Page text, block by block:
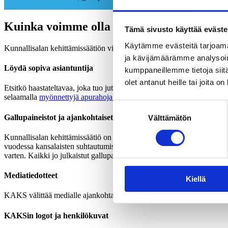
Tämä sivusto käyttää
Käytämme evästeitä
ja kävijämäärämme
kumppaneillemme tietoja
olet antanut heille tai joita
valinta
Välttämätön
Kiellä
Kuinka voimme olla avuksi?
Kunnallisalan kehittämissäätiön viestinnän tavoitteena on tarjota
Löydä sopiva asiantuntija
Etsitkö haastateltavaa, joka tuo juttuusi tutkittua tietoa, laajempaa
selaamalla myönnettyjä apurahoja ja rahoittamiamme hankkeita .
Gallupaineistot ja ajankohtaiset uutiset
Kunnallisalan kehittämissäätiö on monitoroinut 1990-luvulta alkaen
vuodessa kansalaisten suhtautumista ajankohtaisiin asioihin
varten. Kaikki jo julkaistut gallupaineistot löydät omalta
Mediatiedotteet
KAKS välittää medialle ajankohtaisimmat tiedotteet, tutkimukset ja
KAKSin logot ja henkilökuvat